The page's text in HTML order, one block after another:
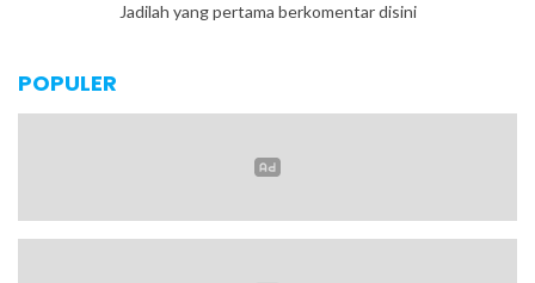
Jadilah yang pertama berkomentar disini
POPULER